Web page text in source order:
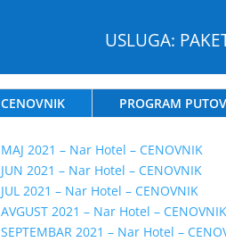
USLUGA:
CENOVNIK PROGRAM
MAJ 2021 – Nar Hotel – CENOVNIK
JUN 2021 – Nar Hotel – CENOVNIK
JUL 2021 – Nar Hotel – CENOVNIK
AVGUST 2021 – Nar Hotel – CENOVNIK
SEPTEMBAR 2021 – Nar Hotel –